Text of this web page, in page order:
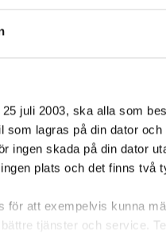
juli 2003, ska alla som
lagras på din dator
ingen skada på din dator
plats och det finns två
för att exempelvis kunna
tjänster och service.